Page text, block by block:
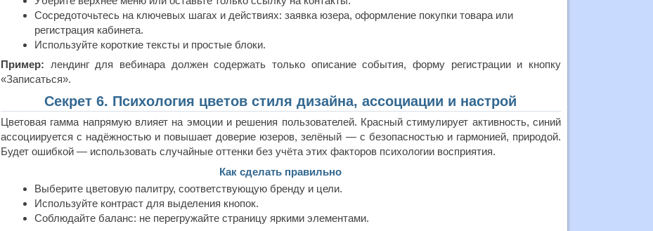
Сосредоточьтесь на ключевых шагах и действиях: заявка юзера, оформление покупки товара или
регистрация кабинета.
Используйте короткие тексты и простые блоки.
Пример: лендинг для вебинара должен содержать только описание события, форму регистрации и кнопку
«Записаться».
Секрет 6. Психология цветов стиля дизайна, ассоциации и настрой
Цветовая гамма напрямую влияет на эмоции и решения пользователей. Красный стимулирует активность, синий
ассоциируется с надёжностью и повышает доверие юзеров, зелёный — с безопасностью и гармонией, природой.
Будет ошибкой — использовать случайные оттенки без учёта этих факторов психологии восприятия.
Как сделать правильно
Выберите цветовую палитру, соответствующую бренду и цели.
Используйте контраст для выделения кнопок.
Соблюдайте баланс: не перегружайте страницу яркими элементами.